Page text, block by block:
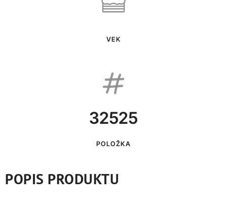
VEK
32525
POLOŽKA
POPIS PRODUKTU